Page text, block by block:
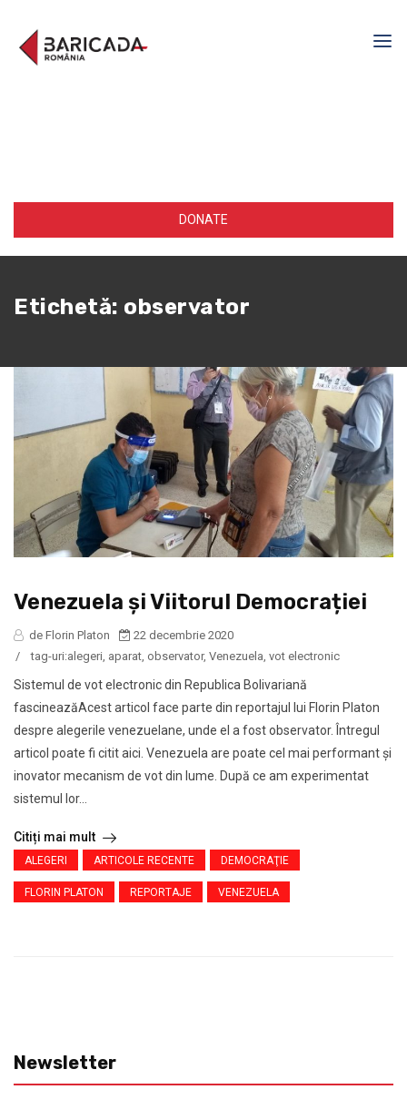
DONATE
Etichetă: observator
Venezuela și Viitorul Democrației
de Florin Platon
22 decembrie 2020
/
tag-uri:alegeri, aparat, observator, Venezuela, vot electronic
Sistemul de vot electronic din Republica Bolivariană
fascineazăAcest articol face parte din reportajul lui Florin Platon
despre alegerile venezuelane, unde el a fost observator. Întregul
articol poate fi citit aici. Venezuela are poate cel mai performant și
inovator mecanism de vot din lume. După ce am experimentat
sistemul lor...
Citiți mai mult
ALEGERI ARTICOLE RECENTE DEMOCRAŢIE
FLORIN PLATON REPORTAJE VENEZUELA
Newsletter